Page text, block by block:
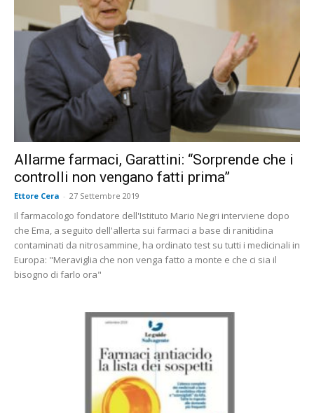
Allarme farmaci, Garattini: “Sorprende che i
controlli non vengano fatti prima”
Ettore Cera - 27 Settembre 2019
Il farmacologo fondatore dell'Istituto Mario Negri interviene dopo
che Ema, a seguito dell'allerta sui farmaci a base di ranitidina
contaminati da nitrosammine, ha ordinato test su tutti i medicinali in
Europa: "Meraviglia che non venga fatto a monte e che ci sia il
bisogno di farlo ora"